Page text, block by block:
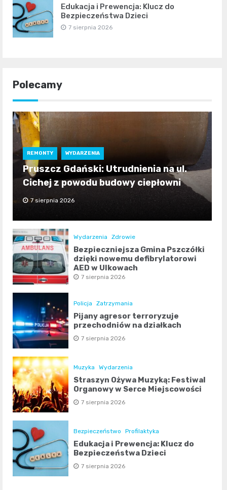
Edukacja i Prewencja: Klucz do
Bezpieczeństwa Dzieci
7 sierpnia 2026
Polecamy
REMONTY WYDARZENIA
Pruszcz Gdański: Utrudnienia na ul.
Cichej z powodu budowy ciepłowni
7 sierpnia 2026
Wydarzenia Zdrowie
Bezpieczniejsza Gmina Pszczółki
dzięki nowemu defibrylatorowi
AED w Ulkowach
7 sierpnia 2026
Policja Zatrzymania
Pijany agresor terroryzuje
przechodniów na działkach
7 sierpnia 2026
Muzyka Wydarzenia
Straszyn Ożywa Muzyką: Festiwal
Organowy w Serce Miejscowości
7 sierpnia 2026
Bezpieczeństwo Profilaktyka
Edukacja i Prewencja: Klucz do
Bezpieczeństwa Dzieci
7 sierpnia 2026